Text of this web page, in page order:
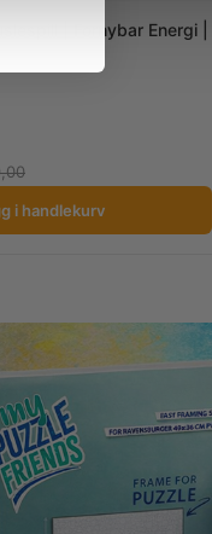
| Fornybar Energi |
i handlekurv